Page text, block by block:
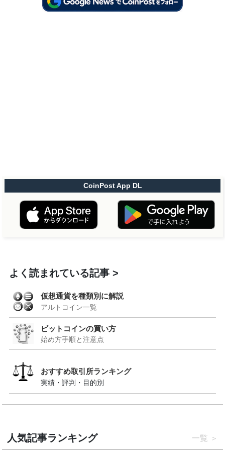
CoinPost App DL
よく読まれている記事
仮想通貨を種類別に解説
アルトコイン一覧
ビットコインの買い方
始め方手順と注意点
おすすめ取引所ランキング
実績・評判・目的別
人気記事ランキング 一覧